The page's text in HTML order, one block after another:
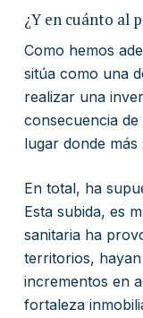
¿Y en cuánto al
Como hemos
sitúa como una
realizar una
consecuencia de
lugar donde
En total, ha
Esta subida, es
sanitaria ha
territorios,
incrementos en
fortaleza